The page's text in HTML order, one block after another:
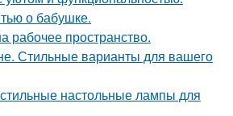
о бабушке.
рабочее пространство.
Стильные варианты для вашего
настольные лампы для